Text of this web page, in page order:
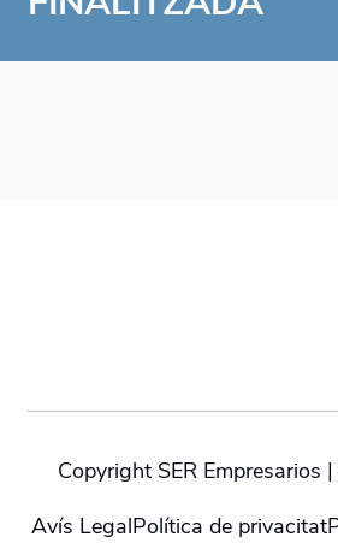
Copyright SER Empresarios
Avís LegalPolítica de privacitat